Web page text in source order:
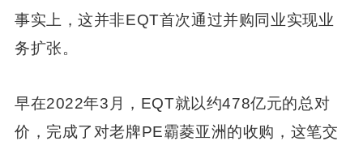
事实上，这并非EQT首次通过并购同业实现业
务扩张。
早在2022年3月，EQT就以约478亿元的总对
价，完成了对老牌PE霸菱亚洲的收购，这笔交